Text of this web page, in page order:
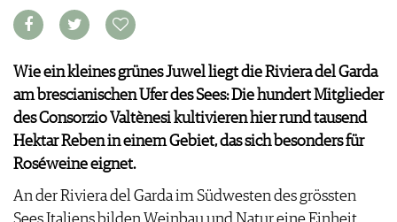
VORTEILSWELT
VIDEOS
BILDSTRECKEN
BÜCHER
NEWS
WEINWIRTSCHAFT
WEINSZENE
PORTRAITS
VINOPHILES
ARCHIV
AWARDS
Wie ein kleines grünes Juwel liegt die Riviera del Garda
am brescianischen Ufer des Sees: Die hundert Mitglieder
des Consorzio Valtènesi kultivieren hier rund tausend
Hektar Reben in einem Gebiet, das sich besonders für
Roséweine eignet.
An der Riviera del Garda im Südwesten des grössten